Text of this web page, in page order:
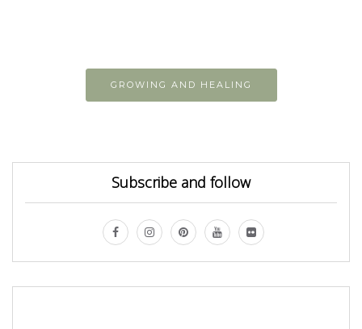
GROWING AND HEALING
Subscribe and follow